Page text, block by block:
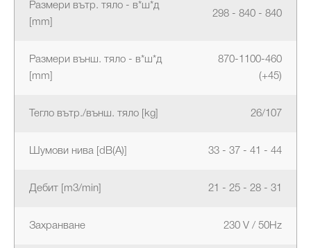
Размери вътр. тяло - в*ш*д
[mm]
298 - 840 - 840
Размери външ. тяло - в*ш*д
[mm]
870-1100-460
(+45)
Тегло вътр./външ. тяло [kg] 26/107
Шумови нива [dB(A)] 33 - 37 - 41 - 44
Дебит [m3/min] 21 - 25 - 28 - 31
Захранване 230 V / 50Hz